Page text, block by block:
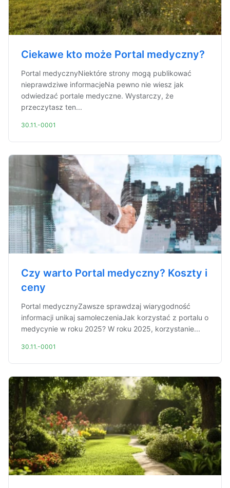
Ciekawe kto może Portal medyczny?
Portal medycznyNiektóre strony mogą publikować
nieprawdziwe informacjeNa pewno nie wiesz jak
odwiedzać portale medyczne. Wystarczy, że
przeczytasz ten...
30.11.-0001
Czy warto Portal medyczny? Koszty i
ceny
Portal medycznyZawsze sprawdzaj wiarygodność
informacji unikaj samoleczeniaJak korzystać z portalu o
medycynie w roku 2025? W roku 2025, korzystanie...
30.11.-0001